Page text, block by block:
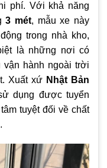
phí. Với khả năng
3 mét, mẫu xe này
trong nhà kho,
là những nơi có
vận hành ngoài trời
Xuất xứ Nhật Bản
dụng được tuyển
tuyệt đối về chất